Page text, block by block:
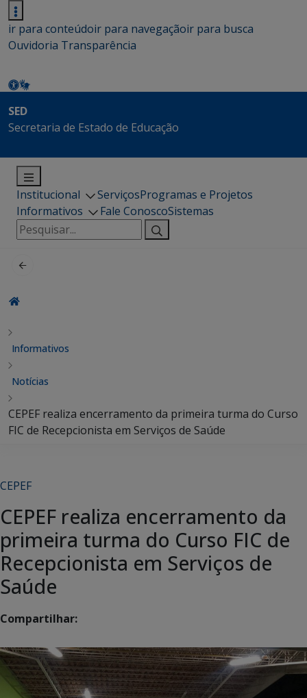
ir para conteúdoir para navegaçãoir para busca
Ouvidoria Transparência
SED
Secretaria de Estado de Educação
Institucional ServiçosProgramas e Projetos
Informativos
Fale ConoscoSistemas
Pesquisar
por:
Informativos
Notícias
CEPEF realiza encerramento da primeira turma do Curso
FIC de Recepcionista em Serviços de Saúde
CEPEF
CEPEF realiza encerramento da
primeira turma do Curso FIC de
Recepcionista em Serviços de
Saúde
Compartilhar: